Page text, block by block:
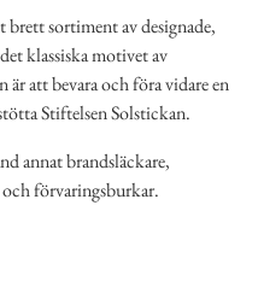
brett sortiment av designade,
klassiska motivet av
att bevara och föra vidare en
Stiftelsen Solstickan.
annat brandsläckare,
förvaringsburkar.